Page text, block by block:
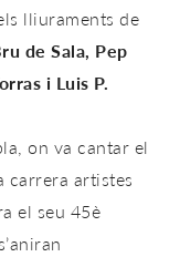
lliuraments de
de Sala, Pep
i Luis P.
on va cantar el
carrera artistes
el seu 45è